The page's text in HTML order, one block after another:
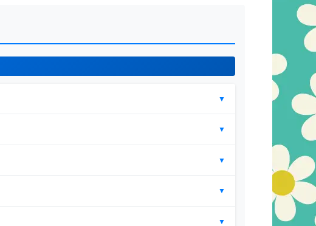
▼
▼
▼
▼
▼